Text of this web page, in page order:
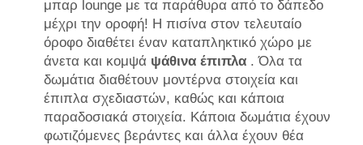
μπαρ lounge με τα παράθυρα από το δάπεδο
μέχρι την οροφή! Η πισίνα στον τελευταίο
όροφο διαθέτει έναν καταπληκτικό χώρο με
άνετα και κομψά ψάθινα έπιπλα. Όλα τα
δωμάτια διαθέτουν μοντέρνα στοιχεία και
έπιπλα σχεδιαστών, καθώς και κάποια
παραδοσιακά στοιχεία. Κάποια δωμάτια έχουν
φωτιζόμενες βεράντες και άλλα έχουν θέα